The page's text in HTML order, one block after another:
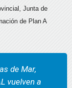
Junta de
de Plan A
de Mar,
vuelven a